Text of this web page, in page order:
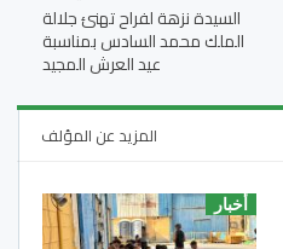
السيدة نزهة لفراح تهنئ جلالة
الملك محمد السادس بمناسبة
عيد العرش المجيد
المزيد عن المؤلف
أخبار